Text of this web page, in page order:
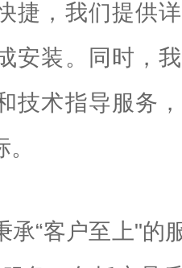
捷，我们提供
安装。同时，
技术指导服务
承“客户至上"的